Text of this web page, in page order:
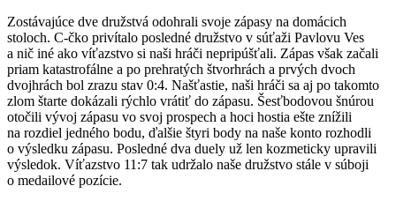
Zostávajúce dve družstvá odohrali svoje zápasy na domácich
stoloch. C-čko privítalo posledné družstvo v súťaži Pavlovu Ves
a nič iné ako víťazstvo si naši hráči nepripúšťali. Zápas však začali
priam katastrofálne a po prehratých štvorhrách a prvých dvoch
dvojhrách bol zrazu stav 0:4. Našťastie, naši hráči sa aj po takomto
zlom štarte dokázali rýchlo vrátiť do zápasu. Šesťbodovou šnúrou
otočili vývoj zápasu vo svoj prospech a hoci hostia ešte znížili
na rozdiel jedného bodu, ďalšie štyri body na naše konto rozhodli
o výsledku zápasu. Posledné dva duely už len kozmeticky upravili
výsledok. Víťazstvo 11:7 tak udržalo naše družstvo stále v súboji
o medailové pozície.